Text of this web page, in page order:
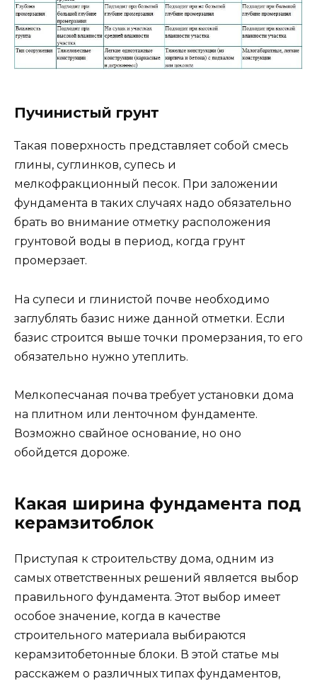
Пучинистый грунт
Такая поверхность представляет собой смесь
глины, суглинков, супесь и
мелкофракционный песок. При заложении
фундамента в таких случаях надо обязательно
брать во внимание отметку расположения
грунтовой воды в период, когда грунт
промерзает.
На супеси и глинистой почве необходимо
заглублять базис ниже данной отметки. Если
базис строится выше точки промерзания, то его
обязательно нужно утеплить.
Мелкопесчаная почва требует установки дома
на плитном или ленточном фундаменте.
Возможно свайное основание, но оно
обойдется дороже.
Какая ширина фундамента под
керамзитоблок
Приступая к строительству дома, одним из
самых ответственных решений является выбор
правильного фундамента. Этот выбор имеет
особое значение, когда в качестве
строительного материала выбираются
керамзитобетонные блоки. В этой статье мы
расскажем о различных типах фундаментов,